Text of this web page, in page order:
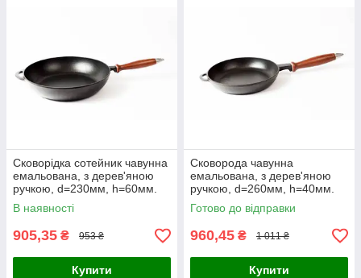
Сковорідка сотейник чавунна
емальована, з дерев'яною
ручкою, d=230мм, h=60мм.
Матово-чорна
В наявності
905,35 ₴ 953 ₴
Купити
Сковорода чавунна
емальована, з дерев'яною
ручкою, d=260мм, h=40мм.
Матово-чорна
Готово до відправки
960,45 ₴ 1 011 ₴
Купити